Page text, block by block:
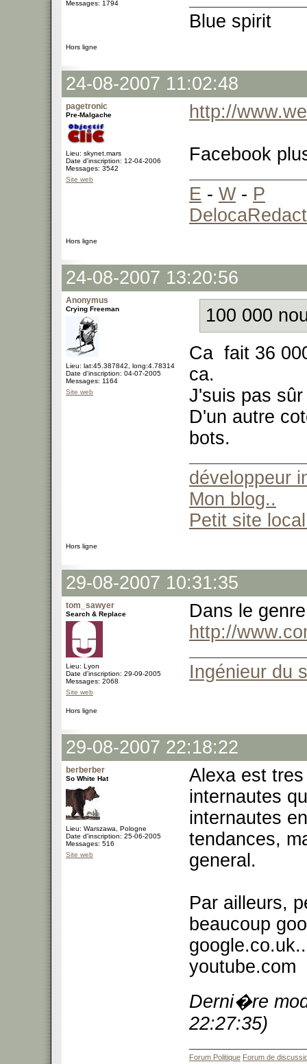
Messages: 1794
Blue spirit
Hors ligne
24-08-2007 11:02:48
pagetronic
Pre-Malgache
Lieu: skynet.mars
Date d'inscription: 12-04-2006
Messages: 3542
Site web
http://
Facebook
E - W- P
Hors ligne
24-08-2007 13:20:56
Anonymus
Crying Freeman
Lieu: lat:45.387842, long:4.78314
Date d'inscription: 04-07-2005
Messages: 1164
Site web
100 000
Ca fait 36
ca.
J'suis pas
D'un autre
bots.
développeur
Mon blog..
Petit site
Hors ligne
29-08-2007 10:31:35
tom_sawyer
Search & Replace
Lieu: Lyon
Date d'inscription: 29-09-2005
Messages: 2068
Site web
Dans le
http://
Ingénieur du
Hors ligne
29-08-2007 22:18:22
berberber
So White Hat
Lieu: Warszawa, Pologne
Date d'inscription: 25-06-2005
Messages: 516
Site web
Alexa est
internautes
internautes
tendances,
general.
Par ailleurs,
beaucoup
youtube.com
Derni�re
22:27:35)
Forum Politique Forum de